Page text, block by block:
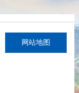
网站地图